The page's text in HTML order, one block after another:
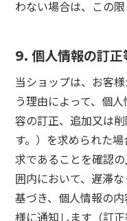
わない場合は、この限
9. 個人情報の訂正
当ショップは、お客
う理由によって、個
容の訂正、追加又は
す。）を求められた
求であることを確認
囲内において、遅滞
基づき、個人情報の
様に通知します（訂